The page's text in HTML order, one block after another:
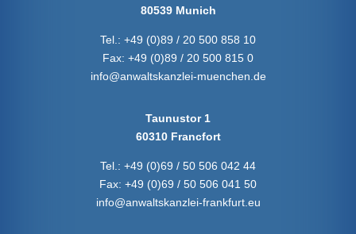
80539 Munich
Tel.: +49 (0)89 / 20 500 858 10
Fax: +49 (0)89 / 20 500 815 0
info@anwaltskanzlei-muenchen.de
Taunustor 1
60310 Francfort
Tel.: +49 (0)69 / 50 506 042 44
Fax: +49 (0)69 / 50 506 041 50
info@anwaltskanzlei-frankfurt.eu